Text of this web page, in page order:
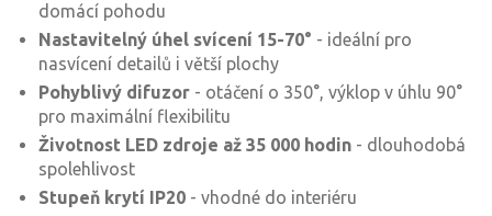
domácí pohodu
Nastavitelný úhel svícení 15-70° - ideální pro
nasvícení detailů i větší plochy
Pohyblivý difuzor - otáčení o 350°, výklop v úhlu 90°
pro maximální flexibilitu
Životnost LED zdroje až 35 000 hodin - dlouhodobá
spolehlivost
Stupeň krytí IP20 - vhodné do interiéru